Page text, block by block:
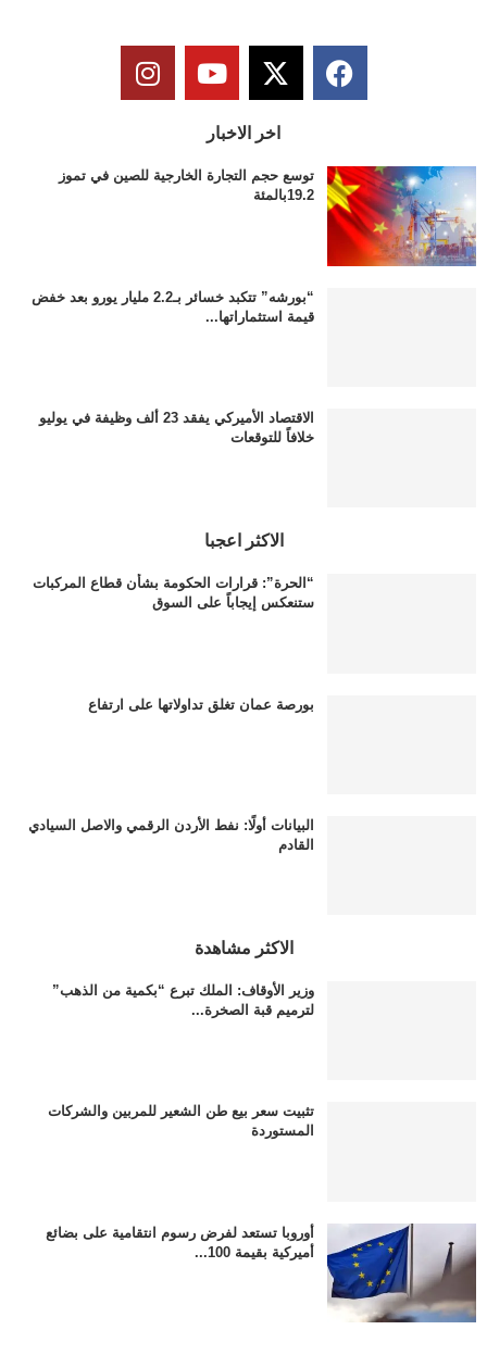
اخر الاخبار
توسع حجم التجارة الخارجية للصين في تموز
19.2بالمئة
“بورشه” تتكبد خسائر بـ2.2 مليار يورو بعد خفض
قيمة استثماراتها...
الاقتصاد الأميركي يفقد 23 ألف وظيفة في يوليو
خلافاً للتوقعات
الاكثر اعجبا
“الحرة”: قرارات الحكومة بشأن قطاع المركبات
ستنعكس إيجاباً على السوق
بورصة عمان تغلق تداولاتها على ارتفاع
البيانات أولًا: نفط الأردن الرقمي والاصل السيادي
القادم
الاكثر مشاهدة
وزير الأوقاف: الملك تبرع “بكمية من الذهب”
لترميم قبة الصخرة...
تثبيت سعر بيع طن الشعير للمربين والشركات
المستوردة
أوروبا تستعد لفرض رسوم انتقامية على بضائع
أميركية بقيمة 100...